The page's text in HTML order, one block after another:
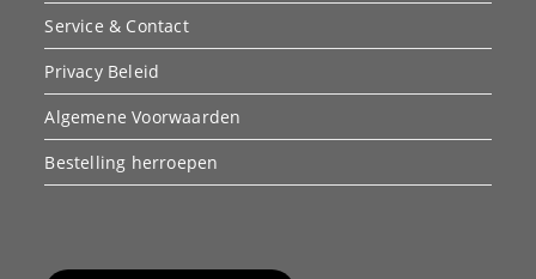
Service & Contact
Privacy Beleid
Algemene Voorwaarden
Bestelling herroepen